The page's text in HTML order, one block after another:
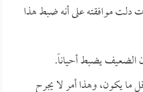
دلت موافقته على أنه ضبط هذا
الضعيف يضبط أحياناً.
ما يكون، وهذا أمر لا يجرح